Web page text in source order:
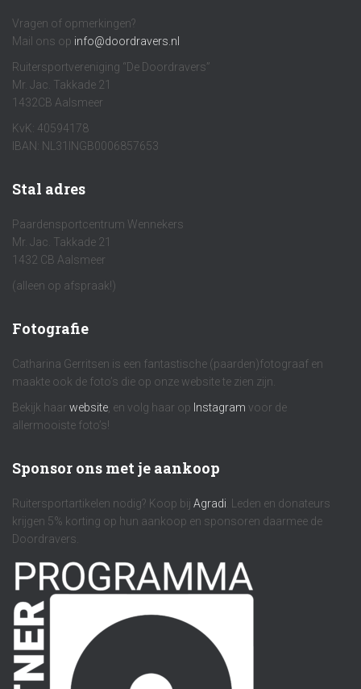
Vragen of opmerkingen?
Mail ons op info@doordravers.nl
Ruitersportvereniging “De Doordravers”
Mr. Jac. Takkade 21
1432CB Aalsmeer
KvK: 40594178
IBAN: NL31INGB0006857653
Stal adres
Paardensportcentrum Wennekers
Mr. Jac. Takkade 21
1432 CB Aalsmeer
(alleen op afspraak!)
Fotografie
Catharina Gerritsen is een fantastische (paarden)fotograaf en
maakte ook de foto’s die op onze website te zien zijn.
Bekijk haar website , en volg haar op Instagram voor de
allermooiste foto’s!
Sponsor ons met je aankoop
Ruitersportartikelen nodig? Koop bij Agradi . Leden en donateurs
krijgen 5% korting op hun aankoop en sponsoren daarmee de
Doordravers.